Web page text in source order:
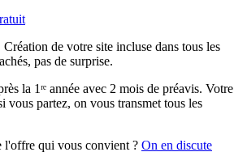
de votre site incluse dans tous les
pas de surprise.
la 1ʳᵉ année avec 2 mois de préavis. Votre
vous partez, on vous transmet tous les
l'offre qui vous convient ? On en discute